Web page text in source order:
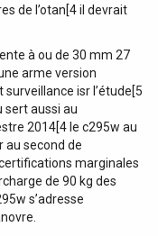
de l’otan[4 il devrait
à ou de 30 mm 27
arme version
isr l’étude[5
sert aussi au
2014[4 le c295w au
au second de
marginales
de 90 kg des
s’adresse